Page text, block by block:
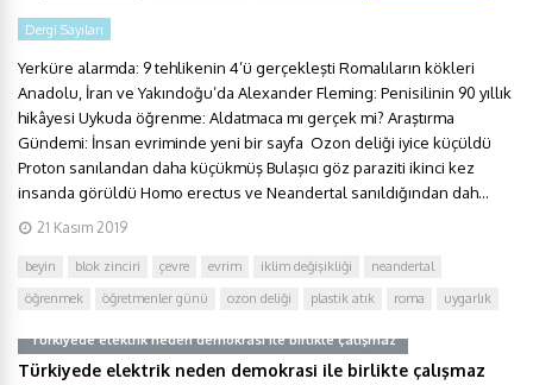
Dergi Sayıları
Yerküre alarmda: 9 tehlikenin 4’ü gerçekleşti Romalıların kökleri
Anadolu, İran ve Yakındoğu’da Alexander Fleming: Penisilinin 90 yıllık
hikâyesi Uykuda öğrenme: Aldatmaca mı gerçek mi? Araştırma
Gündemi: İnsan evriminde yeni bir sayfa Ozon deliği iyice küçüldü
Proton sanılandan daha küçükmüş Bulaşıcı göz paraziti ikinci kez
insanda görüldü Homo erectus ve Neandertal sanıldığından dah...
21 Kasım 2019
beyin blok zinciri çevre evrim iklim değişikliği
neandertal
öğrenmek
öğretmenler günü ozon deliği plastik atık roma uygarlık
Türkiyede elektrik neden demokrasi ile birlikte çalışmaz
Türkiyede elektrik neden demokrasi ile birlikte çalışmaz